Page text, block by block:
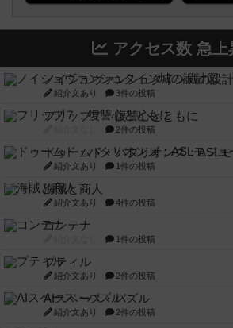
アクセス数 急上
ノイシュヴァンシュタイン城の設計
紹介文あり 3件の投稿
フリップ７：復讐心とともに
2件の投稿
ドゥームド・バタリオンズ：ASL
紹介文あり 1件の投稿
海賊と商人
紹介文あり 4件の投稿
コンテナ
1件の投稿
プティル
紹介文あり 2件の投稿
AIスペース・パズル
紹介文あり 2件の投稿